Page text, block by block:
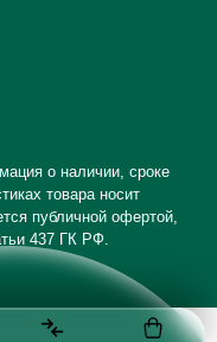
о наличии, сроке
товара носит
публичной офертой,
437 ГК РФ.